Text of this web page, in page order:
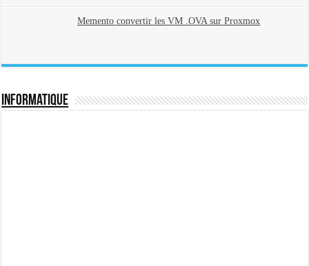
Memento convertir les VM .OVA sur Proxmox
Informatique